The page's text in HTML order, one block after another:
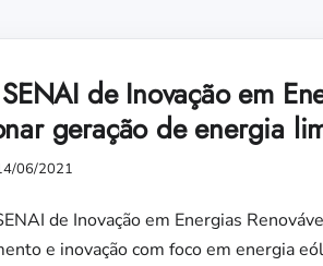
de Inovação em
geração de energia
06/2021
de Inovação em Energias
e inovação com foco em energia